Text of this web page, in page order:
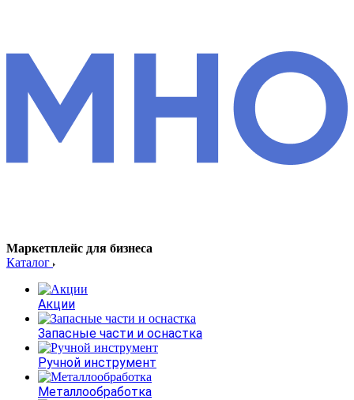
Маркетплейс для бизнеса
Каталог
Акции
Запасные части и оснастка
Ручной инструмент
Металлообработка